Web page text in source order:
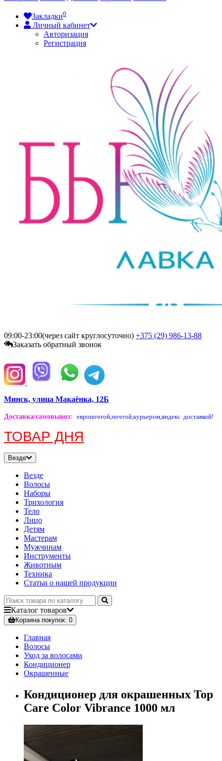
Закладки0
Личный кабинет
Авторизация
Регистрация
09:00-23:00(через сайт круглосуточно) +375 (29) 986-13-88
Заказать обратный звонок
Минск, улица Макаёнка, 12Б
Доставка/самовывоз: европочтой,почтой,курьером,яндекс доставкой!
ТОВАР ДНЯ
Везде
Везде
Волосы
Наборы
Трихология
Тело
Лицо
Детям
Мастерам
Мужчинам
Инструменты
Животным
Техника
Статьи о нашей продукции
Каталог товаров
Корзинапокупок: 0
Главная
Волосы
Уход за волосами
Кондиционер
Окрашенные
Кондиционер для окрашенных Top
Care Color Vibrance 1000 мл